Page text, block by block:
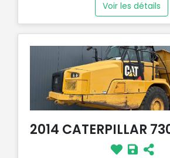
Voir les détails
2014 CATERPILLAR